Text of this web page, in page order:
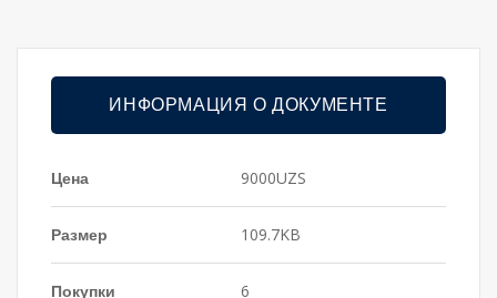
ИНФОРМАЦИЯ О ДОКУМЕНТЕ
Цена 9000UZS
Размер 109.7KB
Покупки 6